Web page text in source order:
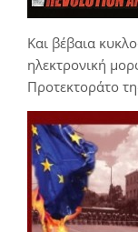
Και βέβαια
ηλεκτρονική
Προτεκτοράτο